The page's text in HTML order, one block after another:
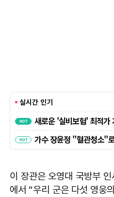
이 장관은 오영대 국방부
에서 “우리 군은 다섯 영웅